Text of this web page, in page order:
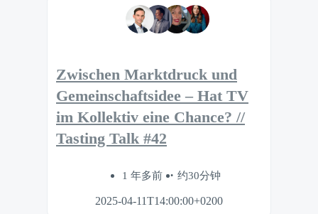
Zwischen Marktdruck und
Gemeinschaftsidee – Hat TV
im Kollektiv eine Chance? //
Tasting Talk #42
1 年多前 约30分钟
2025-04-11T14:00:00+0200